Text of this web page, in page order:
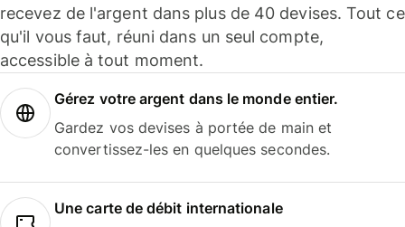
recevez de l'argent dans plus de 40 devises. Tout ce
qu'il vous faut, réuni dans un seul compte,
accessible à tout moment.
Gérez votre argent dans le monde entier.
Gardez vos devises à portée de main et
convertissez-les en quelques secondes.
Une carte de débit internationale